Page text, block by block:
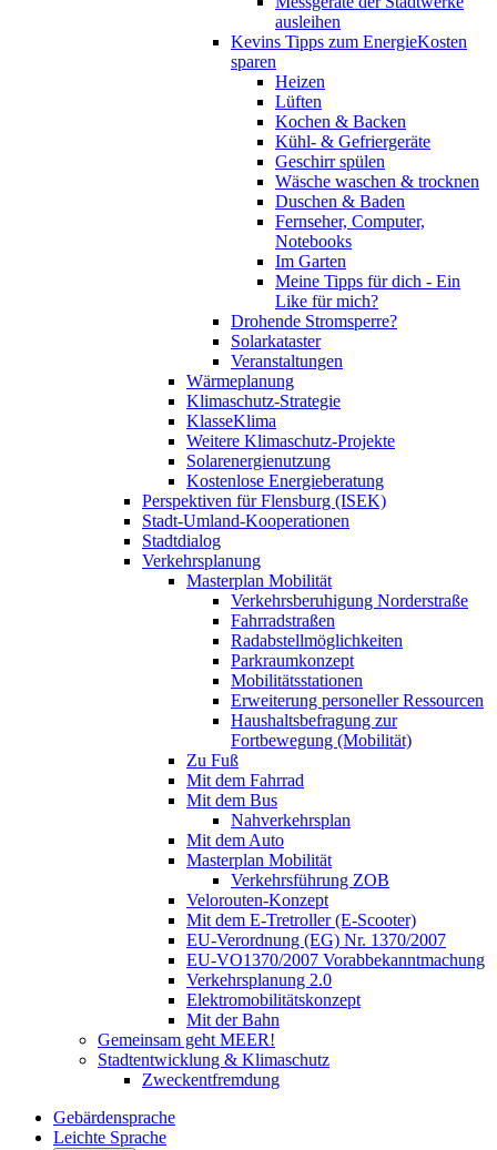
ausleihen
Kevins Tipps zum EnergieKosten
sparen
Heizen
Lüften
Kochen & Backen
Kühl- & Gefriergeräte
Geschirr spülen
Wäsche waschen & trocknen
Duschen & Baden
Fernseher, Computer,
Notebooks
Im Garten
Meine Tipps für dich - Ein
Like für mich?
Drohende Stromsperre?
Solarkataster
Veranstaltungen
Wärmeplanung
Klimaschutz-Strategie
KlasseKlima
Weitere Klimaschutz-Projekte
Solarenergienutzung
Kostenlose Energieberatung
Perspektiven für Flensburg (ISEK)
Stadt-Umland-Kooperationen
Stadtdialog
Verkehrsplanung
Masterplan Mobilität
Verkehrsberuhigung Norderstraße
Fahrradstraßen
Radabstellmöglichkeiten
Parkraumkonzept
Mobilitätsstationen
Erweiterung personeller Ressourcen
Haushaltsbefragung zur
Fortbewegung (Mobilität)
Zu Fuß
Mit dem Fahrrad
Mit dem Bus
Nahverkehrsplan
Mit dem Auto
Masterplan Mobilität
Verkehrsführung ZOB
Velorouten-Konzept
Mit dem E-Tretroller (E-Scooter)
EU-Verordnung (EG) Nr. 1370/2007
EU-VO1370/2007 Vorabbekanntmachung
Verkehrsplanung 2.0
Elektromobilitätskonzept
Mit der Bahn
Gemeinsam geht MEER!
Stadtentwicklung & Klimaschutz
Zweckentfremdung
Gebärdensprache
Leichte Sprache